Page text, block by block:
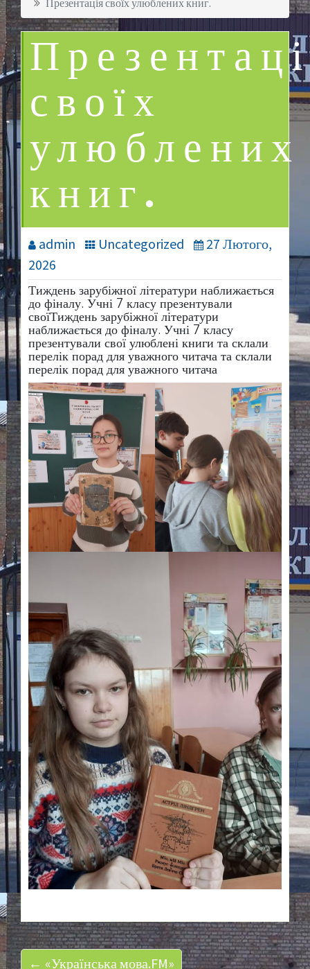
Презентація своїх улюблених книг.
своїх
улюблених
книг.
admin Uncategorized
27 Лютого,
2026
Тиждень зарубіжної літератури наближається
до фіналу. Учні 7 класу презентували
своїТиждень зарубіжної літератури
наближається до фіналу. Учні 7 класу
презентували свої улюблені книги та склали
перелік порад для уважного читача та склали
перелік порад для уважного читача
← «Українська мова.FM»